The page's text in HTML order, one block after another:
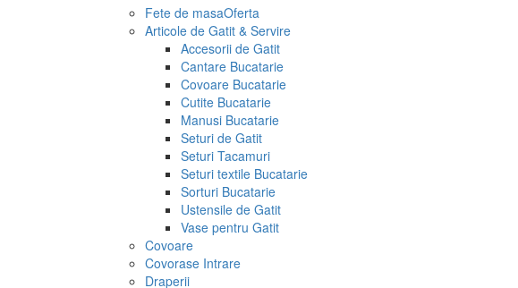
Fete de masaOferta
Articole de Gatit & Servire
Accesorii de Gatit
Cantare Bucatarie
Covoare Bucatarie
Cutite Bucatarie
Manusi Bucatarie
Seturi de Gatit
Seturi Tacamuri
Seturi textile Bucatarie
Sorturi Bucatarie
Ustensile de Gatit
Vase pentru Gatit
Covoare
Covorase Intrare
Draperii